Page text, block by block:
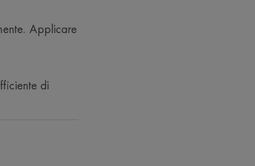
Applicare
di